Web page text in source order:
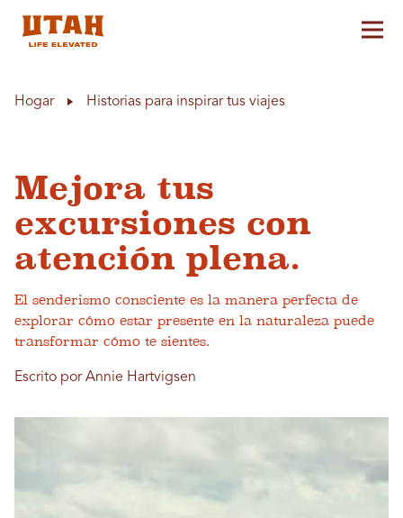
Hogar Historias para inspirar tus viajes
Mejora tus
excursiones con
atención plena.
El senderismo consciente es la manera perfecta de
explorar cómo estar presente en la naturaleza puede
transformar cómo te sientes.
Escrito por Annie Hartvigsen